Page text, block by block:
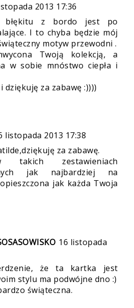
2013 17:36
błękitu z bordo jest po
I to chyba będzie mój
motyw przewodni .
Twoją kolekcją, a
w sobie mnóstwo ciepła i
dziękuję za zabawę :))))
listopada 2013 17:38
za zabawę.
zestawieniach
jak najbardziej na
jak każda Twoja
16 listopada
że ta kartka jest
stylu ma podwójne dno :)
świąteczna.